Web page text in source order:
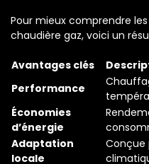
Pour mieux comprendre
chaudière gaz, voici un
Avantages clés
Performance
Économies
d’énergie
Adaptation
locale
Conçue